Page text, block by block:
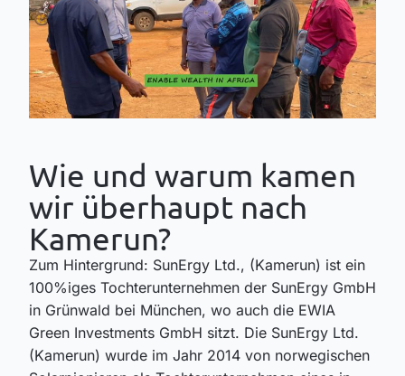
Wie und warum kamen
wir überhaupt nach
Kamerun?
Zum Hintergrund: SunErgy Ltd., (Kamerun) ist ein
100%iges Tochterunternehmen der SunErgy GmbH
in Grünwald bei München, wo auch die EWIA
Green Investments GmbH sitzt. Die SunErgy Ltd.
(Kamerun) wurde im Jahr 2014 von norwegischen